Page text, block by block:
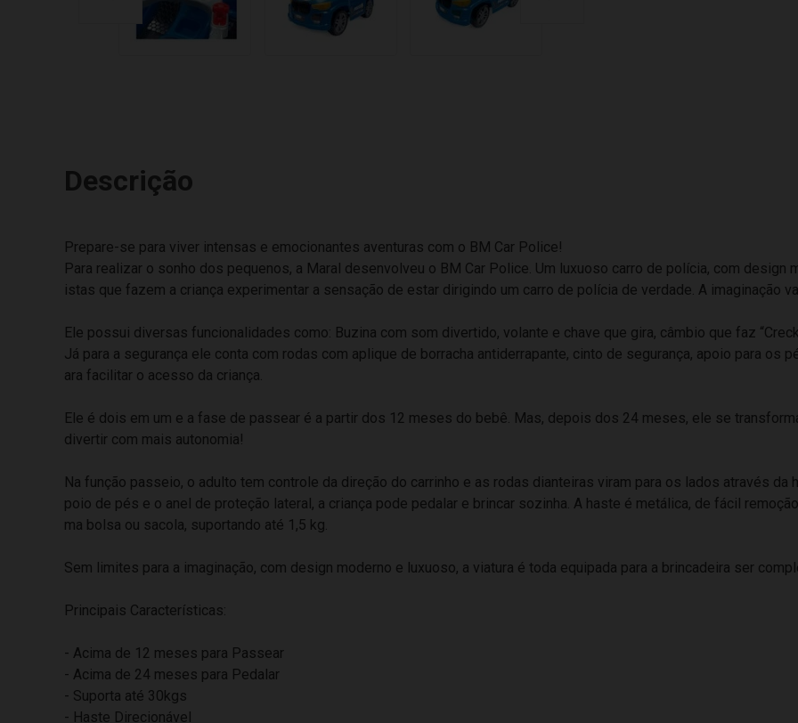
Descrição
Prepare-se para viver intensas e emocionantes aventuras com o BM Car Police!
Para realizar o sonho dos pequenos, a Maral desenvolveu o BM Car Police. Um luxuoso carro de polícia, com
istas que fazem a criança experimentar a sensação de estar dirigindo um carro de polícia de verdade. A imaginação
Ele possui diversas funcionalidades como: Buzina com som divertido, volante e chave que gira, câmbio que faz
Já para a segurança ele conta com rodas com aplique de borracha antiderrapante, cinto de segurança, apoio para os
ara facilitar o acesso da criança.
Ele é dois em um e a fase de passear é a partir dos 12 meses do bebê. Mas, depois dos 24 meses, ele se
divertir com mais autonomia!
Na função passeio, o adulto tem controle da direção do carrinho e as rodas dianteiras viram para os lados através da
poio de pés e o anel de proteção lateral, a criança pode pedalar e brincar sozinha. A haste é metálica, de fácil
ma bolsa ou sacola, suportando até 1,5 kg.
Sem limites para a imaginação, com design moderno e luxuoso, a viatura é toda equipada para a brincadeira ser
Principais Características:
- Acima de 12 meses para Passear
- Acima de 24 meses para Pedalar
- Suporta até 30kgs
- Haste Direcionável